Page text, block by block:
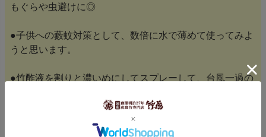
もぐらや虫避けに◎
●子供への藪蚊対策として、数倍に水で薄めて使ってみよ
うと思います。
●竹酢液を割りと濃いめにしてスプレーして、台風一過の
蚊除け対策に使っていますが、咬まれることがほとんど